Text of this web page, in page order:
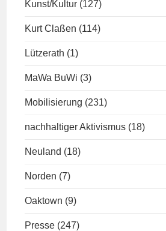
Kunst/Kultur (127)
Kurt Claßen (114)
Lützerath (1)
MaWa BuWi (3)
Mobilisierung (231)
nachhaltiger Aktivismus (18)
Neuland (18)
Norden (7)
Oaktown (9)
Presse (247)